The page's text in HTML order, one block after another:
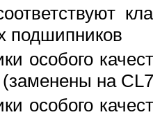
подшипников
особого
на
особого